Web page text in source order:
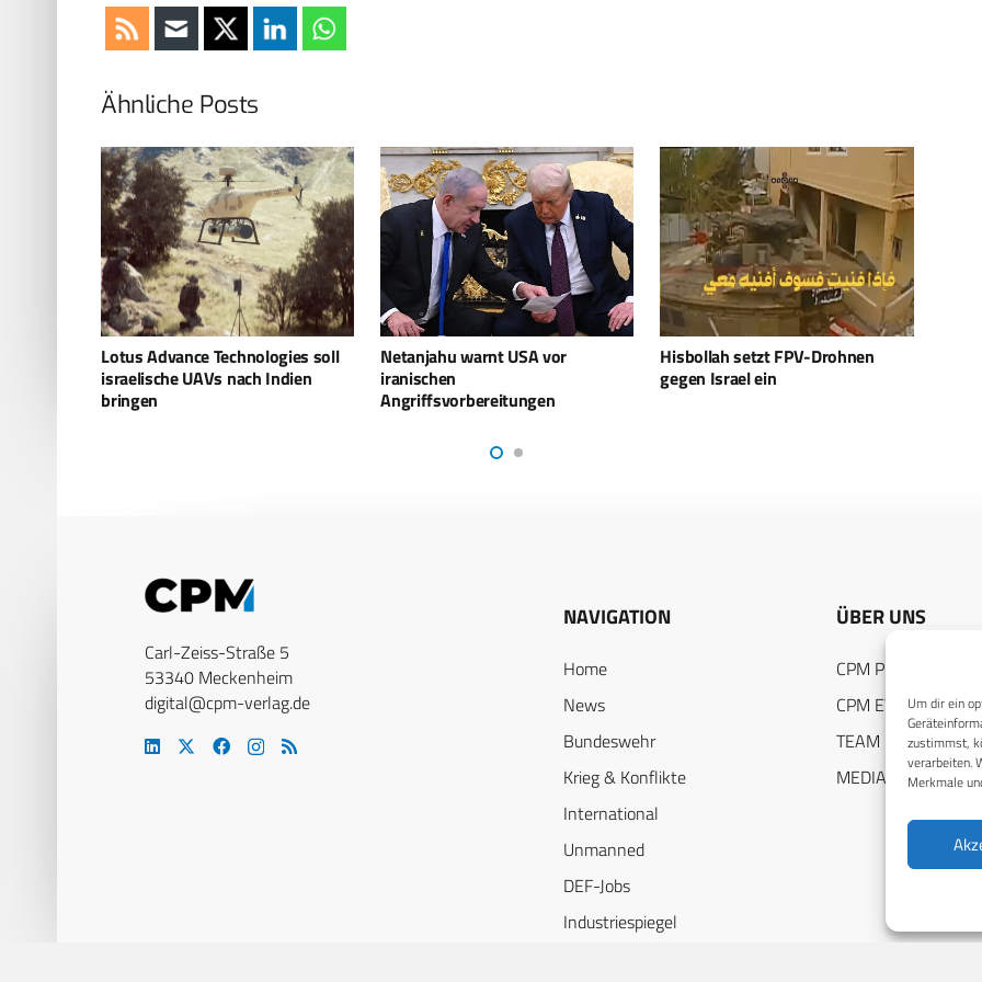
Um dir ein
zustimmst,
verarbeiten.
Merkmale
Ähnliche Posts
Netanjahu warnt USA vor
iranischen
Angriffsvorbereitungen
Hisbollah setzt FPV-Drohnen
gegen Israel ein
Upgrade für Iron Sting: Israel
verbessert sein smartes
Carl-Zeiss-Straße 5
53340 Meckenheim
digital@cpm-verlag.de
NAVIGATION
Home
News
Bundeswehr
Krieg & Konflikte
International
Unmanned
DEF-Jobs
Industriespiegel
ÜBER UNS
CPM PUBLICATIONS
CPM EVENTS
TEAM
MEDIADATEN